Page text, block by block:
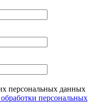
персональных данных
персональных